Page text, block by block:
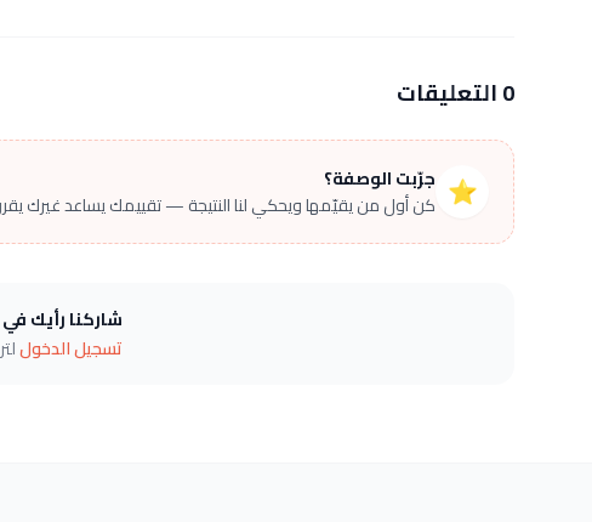
0 التعليقات
⭐ جرّبت الوصفة؟
كن أول من يقيّمها ويحكي لنا النتيجة — تقييمك يساعد غيرك
شاركنا رأيك
تسجيل الدخول